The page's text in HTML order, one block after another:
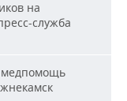
на
служба
медпомощь